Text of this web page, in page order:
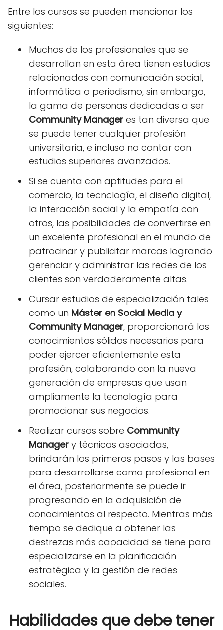
Entre los cursos se pueden mencionar los
siguientes:
Muchos de los profesionales que se
desarrollan en esta área tienen estudios
relacionados con comunicación social,
informática o periodismo, sin embargo,
la gama de personas dedicadas a ser
Community Manager es tan diversa que
se puede tener cualquier profesión
universitaria, e incluso no contar con
estudios superiores avanzados.
Si se cuenta con aptitudes para el
comercio, la tecnología, el diseño digital,
la interacción social y la empatía con
otros, las posibilidades de convertirse en
un excelente profesional en el mundo de
patrocinar y publicitar marcas logrando
gerenciar y administrar las redes de los
clientes son verdaderamente altas.
Cursar estudios de especialización tales
como un Máster en Social Media y
Community Manager, proporcionará los
conocimientos sólidos necesarios para
poder ejercer eficientemente esta
profesión, colaborando con la nueva
generación de empresas que usan
ampliamente la tecnología para
promocionar sus negocios.
Realizar cursos sobre Community
Manager y técnicas asociadas,
brindarán los primeros pasos y las bases
para desarrollarse como profesional en
el área, posteriormente se puede ir
progresando en la adquisición de
conocimientos al respecto. Mientras más
tiempo se dedique a obtener las
destrezas más capacidad se tiene para
especializarse en la planificación
estratégica y la gestión de redes
sociales.
Habilidades que debe tener